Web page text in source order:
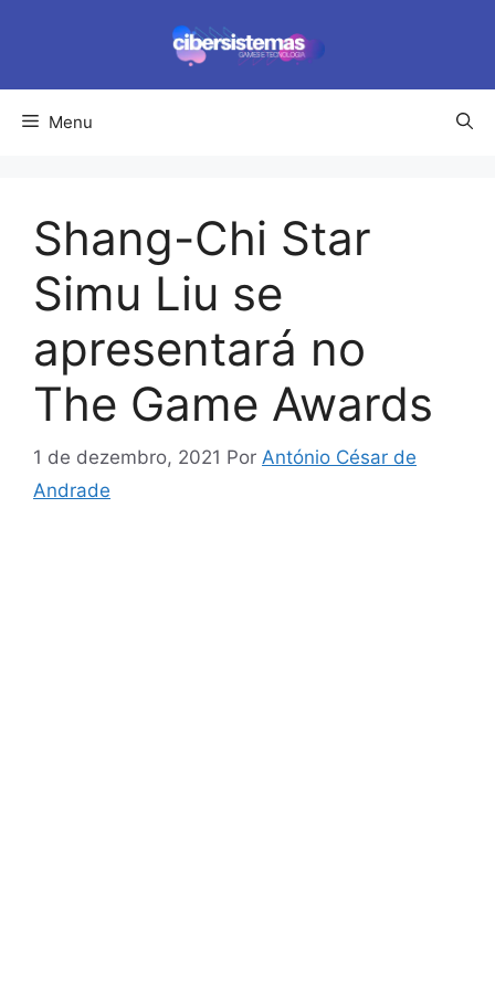
conteúdo
Menu
Shang-Chi Star
Simu Liu se
apresentará no
The Game Awards
1 de dezembro, 2021 Por António César de
Andrade